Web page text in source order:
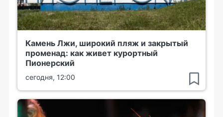
Камень Лжи, широкий пляж и закрытый
променад: как живет курортный
Пионерский
сегодня, 12:00